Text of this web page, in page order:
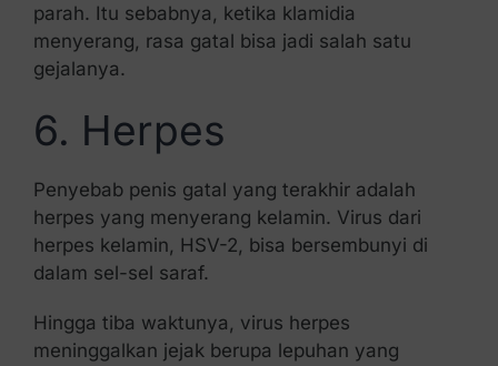
parah. Itu sebabnya, ketika klamidia
menyerang, rasa gatal bisa jadi salah satu
gejalanya.
6. Herpes
Penyebab penis gatal yang terakhir adalah
herpes yang menyerang kelamin. Virus dari
herpes kelamin, HSV-2, bisa bersembunyi di
dalam sel-sel saraf.
Hingga tiba waktunya, virus herpes
meninggalkan jejak berupa lepuhan yang